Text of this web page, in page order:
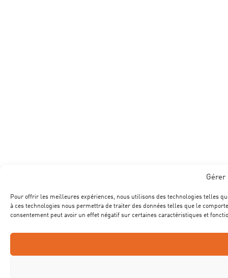
Gérer
Pour offrir les meilleures expériences, nous utilisons des technologies telles
à ces technologies nous permettra de traiter des données telles que le
consentement peut avoir un effet négatif sur certaines caractéristiques et